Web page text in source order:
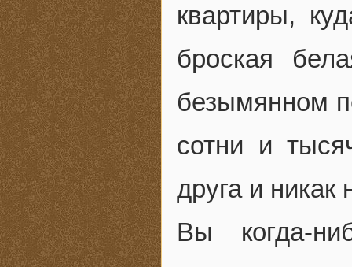
квартиры,
броская
безымянном
сотни и
друга и
Вы когда-